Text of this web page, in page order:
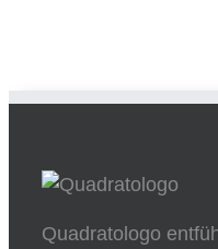
Quadratologo